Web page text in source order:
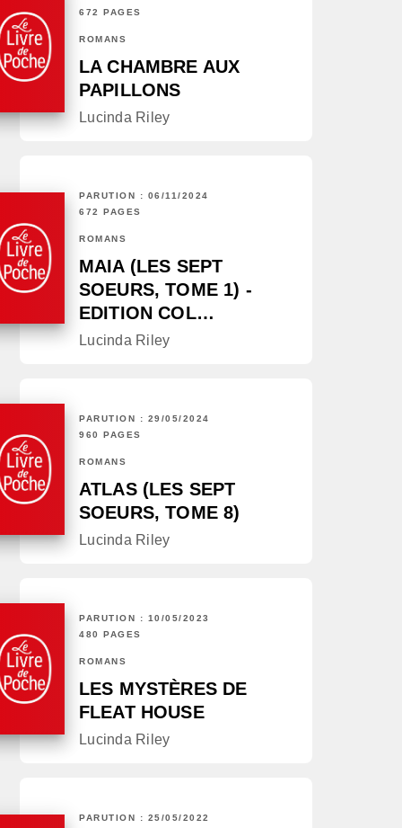
672 PAGES
ROMANS
LA CHAMBRE AUX
PAPILLONS
Lucinda Riley
PARUTION : 06/11/2024
672 PAGES
ROMANS
MAIA (LES SEPT
SOEURS, TOME 1) -
EDITION COL…
Lucinda Riley
PARUTION : 29/05/2024
960 PAGES
ROMANS
ATLAS (LES SEPT
SOEURS, TOME 8)
Lucinda Riley
PARUTION : 10/05/2023
480 PAGES
ROMANS
LES MYSTÈRES DE
FLEAT HOUSE
Lucinda Riley
PARUTION : 25/05/2022